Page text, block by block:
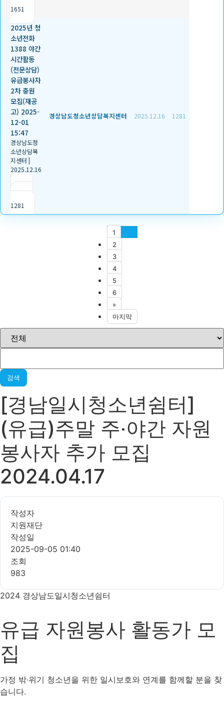
1651
2025년 청
소년전화
1388 야간
시간활동
(전문상담)
유급봉사자
2차 충원
모집(재공
고) 2025-
12-01
15:47
경상남도청
소년상담복
지센터 |
2025.12.16
|
1281
경상남도청소년상담복지센터 2025.12.16 1281
1
2
3
4
5
6
»
마지막
검색
[경남일시청소년쉼터]
(유급)주말 주‧야간 자원
봉사자 추가 모집
2024.04.17
작성자
지원재단
작성일
2025-09-05 01:40
조회
983
2024 경상남도일시청소년쉼터
유급 자원봉사 활동가 모
집
가정 밖·위기 청소년을 위한 일시보호와 연계를 함께할 분을 찾
습니다.